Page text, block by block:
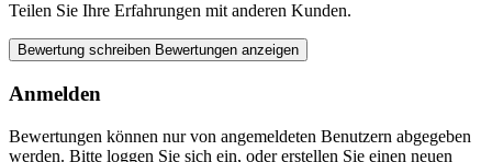
Teilen Sie Ihre Erfahrungen mit anderen Kunden.
Bewertung schreiben Bewertungen anzeigen
Anmelden
Bewertungen können nur von angemeldeten Benutzern abgegeben
werden. Bitte loggen Sie sich ein, oder erstellen Sie einen neuen